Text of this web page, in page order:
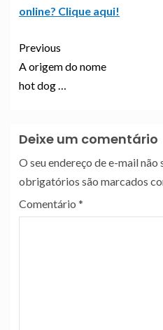
online? Clique aqui!
Previous
A origem do nome
hot dog …
Deixe um comentário
O seu endereço de e-mail
obrigatórios são marcados
Comentário *